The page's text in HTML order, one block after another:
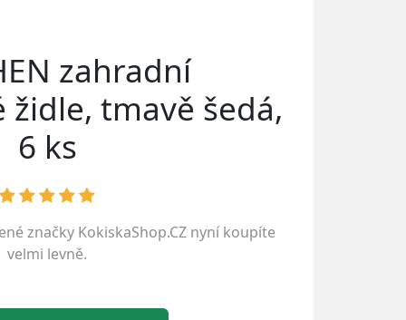
zahradní
tmavě šedá,
6 ks
značky KokiskaShop.CZnyní koupíte
velmi levně.